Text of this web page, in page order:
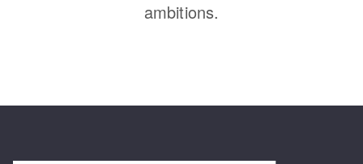
ambitions.